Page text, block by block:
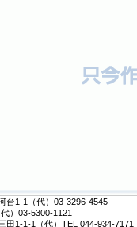
台1-1（代）03-3296-4545
）03-5300-1121
田1-1-1（代）TEL 044-934-7171